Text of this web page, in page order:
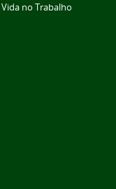
no Trabalho